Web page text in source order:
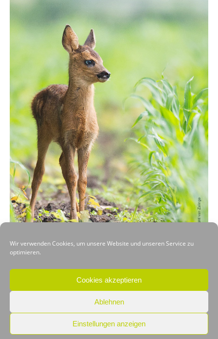
Wir verwenden Cookies, um unsere Website und unseren Service zu
optimieren.
Cookies akzeptieren
Ablehnen
Einstellungen anzeigen